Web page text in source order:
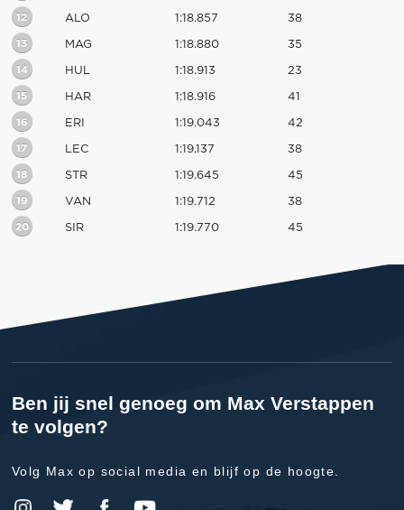
12 ALO 1:18.857 38
13 MAG 1:18.880 35
14 HUL 1:18.913 23
15 HAR 1:18.916 41
16 ERI 1:19.043 42
17 LEC 1:19.137 38
18 STR 1:19.645 45
19 VAN 1:19.712 38
20 SIR 1:19.770 45
Ben jij snel genoeg om Max Verstappen
te volgen?
Volg Max op social media en blijf op de hoogte.